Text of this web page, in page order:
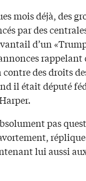
mois déjà, des
par des
d’un
rappelant
des droits
il était député
pas
lui aussi